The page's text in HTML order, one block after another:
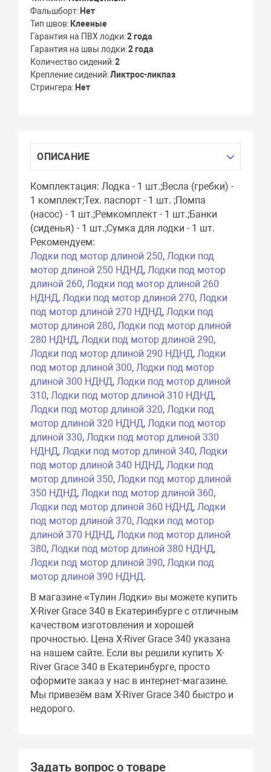
Фальшборт Нет
Тип швов Клееные
Гарантия на ПВХ лодки 2 года
Гарантия на швы лодки 2 года
Количество сидений 2
Крепление сидений Ликтрос-ликпаз
Стрингера Нет
ОПИСАНИЕ
Комплектация: Лодка - 1 шт.;Весла (гребки) -
1 комплект;Тех. паспорт - 1 шт. ;Помпа
(насос) - 1 шт.;Ремкомплект - 1 шт.;Банки
(сиденья) - 1 шт.;Сумка для лодки - 1 шт.
Рекомендуем:
Лодки под мотор длиной 250,Лодки под
мотор длиной 250 НДНД,Лодки под мотор
длиной 260,Лодки под мотор длиной 260
НДНД,Лодки под мотор длиной 270,Лодки
под мотор длиной 270 НДНД,Лодки под
мотор длиной 280,Лодки под мотор длиной
280 НДНД,Лодки под мотор длиной 290,
Лодки под мотор длиной 290 НДНД,Лодки
под мотор длиной 300,Лодки под мотор
длиной 300 НДНД,Лодки под мотор длиной
310,Лодки под мотор длиной 310 НДНД,
Лодки под мотор длиной 320,Лодки под
мотор длиной 320 НДНД,Лодки под мотор
длиной 330,Лодки под мотор длиной 330
НДНД,Лодки под мотор длиной 340,Лодки
под мотор длиной 340 НДНД,Лодки под
мотор длиной 350,Лодки под мотор длиной
350 НДНД,Лодки под мотор длиной 360,
Лодки под мотор длиной 360 НДНД,Лодки
под мотор длиной 370,Лодки под мотор
длиной 370 НДНД,Лодки под мотор длиной
380,Лодки под мотор длиной 380 НДНД,
Лодки под мотор длиной 390,Лодки под
мотор длиной 390 НДНД.
В магазине «Тулин Лодки» вы можете купить
X-River Grace 340 в Екатеринбурге с отличным
качеством изготовления и хорошей
прочностью. Цена X-River Grace 340 указана
на нашем сайте. Если вы решили купить X-
River Grace 340 в Екатеринбурге, просто
оформите заказ у нас в интернет-магазине.
Мы привезём вам X-River Grace 340 быстро и
недорого.
Задать вопрос о товаре